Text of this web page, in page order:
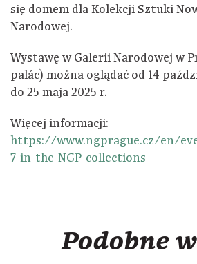
się domem dla Kolekcji Sztuki
Narodowej.
Wystawę w Galerii Narodowej w
palác) można oglądać od 14
do 25 maja 2025 r.
Więcej informacji:
https://www.ngprague.cz/en/
7-in-the-NGP-collections
Podobne